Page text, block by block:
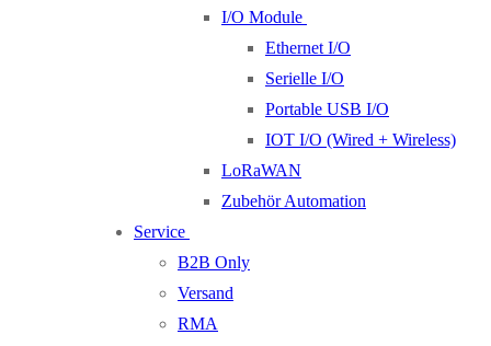
I/O Module
Ethernet I/O
Serielle I/O
Portable USB I/O
IOT I/O (Wired + Wireless)
LoRaWAN
Zubehör Automation
Service
B2B Only
Versand
RMA